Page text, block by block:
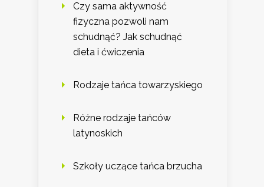
Czy sama aktywność
fizyczna pozwoli nam
schudnąć? Jak schudnąć
dieta i ćwiczenia
Rodzaje tańca towarzyskiego
Różne rodzaje tańców
latynoskich
Szkoły uczące tańca brzucha